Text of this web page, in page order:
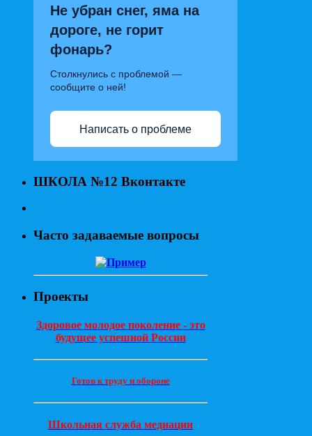
Не убран снег, яма на
дороге, не горит
фонарь?
Столкнулись с проблемой —
сообщите о ней!
Написать о проблеме
ШКОЛА №12 Вконтакте
Часто задаваемые вопросы
Проекты
Здоровое молодое поколение - это
будущее успешной России
Готов к труду и обороне
Школьная служба медиации